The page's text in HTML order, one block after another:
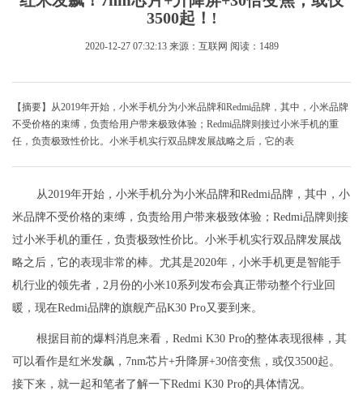
3500起！!
2020-12-27 07:32:13 来源：互联网 阅读：1489
【摘要】从2019年开始，小米手机分为小米品牌和Redmi品牌，其中，小米品牌
不受价格的束缚，负责给用户带来极致体验；Redmi品牌则接过小米手机的重
任，负责极致性价比。小米手机实行双品牌发展战略之后，它的表
从2019年开始，小米手机分为小米品牌和Redmi品牌，其中，小
米品牌不受价格的束缚，负责给用户带来极致体验；Redmi品牌则接
过小米手机的重任，负责极致性价比。小米手机实行双品牌发展战
略之后，它的表现非常的棒。尤其是2020年，小米手机更是智能手
机行业的领先者，2月份的小米10系列发布会真正带动整个行业回
暖，现在Redmi品牌的旗舰产品K30 Pro又要到来。
根据目前的爆料消息来看，Redmi K30 Pro的整体表现很棒，其
可以看作是红米发飙，7nm芯片+升降屏+30倍变焦，或仅3500起。
接下来，就一起和笔者了解一下Redmi K30 Pro的具体情况。